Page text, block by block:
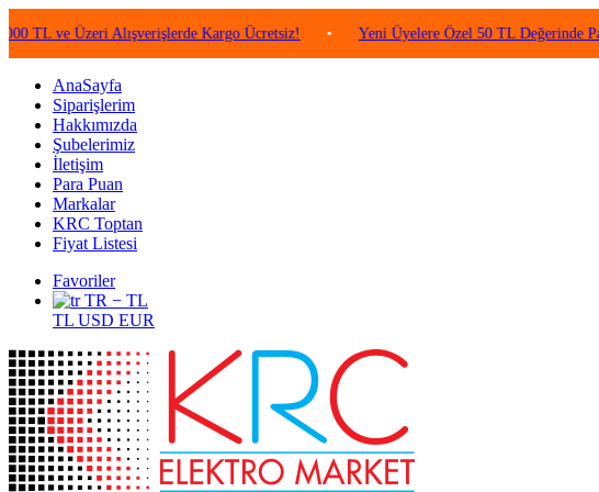
Üzeri Alışverişlerde Kargo Ücretsiz! • Yeni Üyelere Özel 50 TL Değerinde Para Puan!
AnaSayfa
Siparişlerim
Hakkımızda
Şubelerimiz
İletişim
Para Puan
Markalar
KRC Toptan
Fiyat Listesi
Favoriler
TR − TL
TL USD EUR